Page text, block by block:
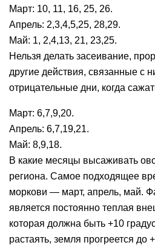
Март: 10, 11, 16, 25, 26.
Апрель: 2,3,4,5,25, 28,29.
Май: 1, 2,4,13, 21, 23,25.
Нельзя делать засеивание,
другие действия, связанные с
отрицательные дни, когда
Март: 6,7,9,20.
Апрель: 6,7,19,21.
Май: 8,9,18.
В какие месяцы высаживать
региона. Самое подходящее
моркови — март, апрель, май.
является постоянно теплая
которая должна быть +10
растаять, земля прогреется